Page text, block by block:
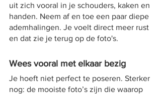
uit zich vooral in je schouders, kaken en
handen. Neem af en toe een paar diepe
ademhalingen. Je voelt direct meer rust
en dat zie je terug op de foto's.
Wees vooral met elkaar bezig
Je hoeft niet perfect te poseren. Sterker
nog: de mooiste foto’s zijn die waarop